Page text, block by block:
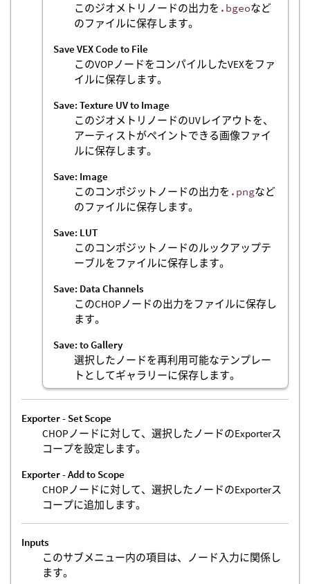
このジオメトリノードの出力を .bgeoなど
のファイルに保存します。
Save VEX Code to File
このVOPノードをコンパイルしたVEXをファ
イルに保存します。
Save: Texture UV to Image
このジオメトリノードのUVレイアウトを、
アーティストがペイントできる画像ファイ
ルに保存します。
Save: Image
このコンポジットノードの出力を .pngなど
のファイルに保存します。
Save: LUT
このコンポジットノードのルックアップテ
ーブルをファイルに保存します。
Save: Data Channels
このCHOPノードの出力をファイルに保存し
ます。
Save: to Gallery
選択したノードを再利用可能なテンプレー
トとしてギャラリーに保存します。
Exporter - Set Scope
CHOPノードに対して、選択したノードのExporterス
コープを設定します。
Exporter - Add to Scope
CHOPノードに対して、選択したノードのExporterス
コープに追加します。
Inputs
このサブメニュー内の項目は、ノード入力に関係し
ます。